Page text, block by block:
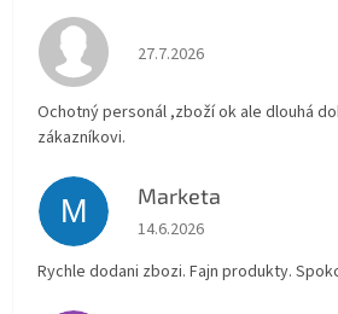
Hodnocení obchodu je 4 z 5
27.7.2026
Ochotný personál ,zboží ok ale dlouhá
zákazníkovi.
M Marketa
Hodnocení obchodu je 5 z 5
14.6.2026
Rychle dodani zbozi. Fajn produkty.